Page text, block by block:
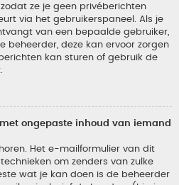
ze je geen privéberichten
via het gebruikerspaneel. Als je
van een bepaalde gebruiker,
beheerder, deze kan ervoor zorgen
kan sturen of gebruik de
ongepaste inhoud van iemand
Het e-mailformulier van dit
om zenders van zulke
wat je kan doen is de beheerder